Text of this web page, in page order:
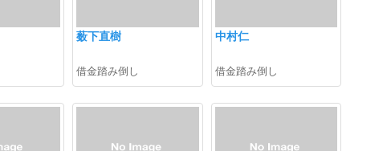
薮下直樹
借金踏み倒し
中村仁
借金踏み倒し